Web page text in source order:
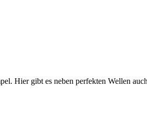
Hier gibt es neben perfekten Wellen